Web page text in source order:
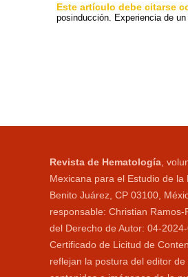
Este artículo debe citarse
posinducción. Experiencia de
Revista de Hematología ,
Mexicana para el Estudio de
Benito Juárez, CP 03100,
responsable: Christian
del Derecho de Autor: 04-
Certificado de Licitud de
reflejan la postura del editor